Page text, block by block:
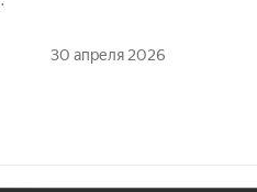
30 апреля 2026